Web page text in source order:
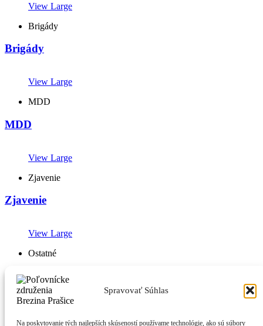
Spravovať Súhlas
Na poskytovanie tých najlepších skúseností používame technológie, ako sú súbory
View Large
Brigády
Brigády
View Large
MDD
MDD
View Large
Zjavenie
Zjavenie
View Large
Ostatné
Ostetné
Brezina a zameriava sa na ochranu prírody,